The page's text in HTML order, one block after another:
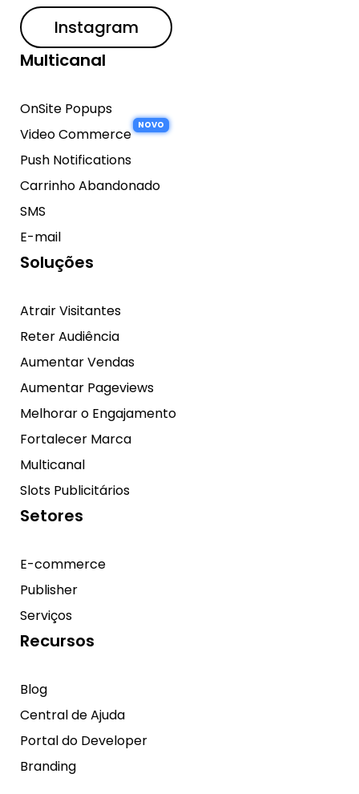
Instagram
Multicanal
OnSite Popups
Video Commerce
Push Notifications
Carrinho Abandonado
SMS
E-mail
Soluções
Atrair Visitantes
Reter Audiência
Aumentar Vendas
Aumentar Pageviews
Melhorar o Engajamento
Fortalecer Marca
Multicanal
Slots Publicitários
Setores
E-commerce
Publisher
Serviços
Recursos
Blog
Central de Ajuda
Portal do Developer
Branding